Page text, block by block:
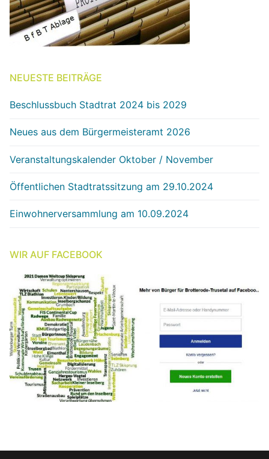
NEUESTE BEITRÄGE
Beschlussbuch Stadtrat 2024 bis 2029
Neues aus dem Bürgermeisteramt 2026
Veranstaltungskalender Oktober / November
Öffentlichen Stadtratssitzung am 29.10.2024
Einwohnerversammlung am 10.09.2024
WIR AUF FACEBOOK